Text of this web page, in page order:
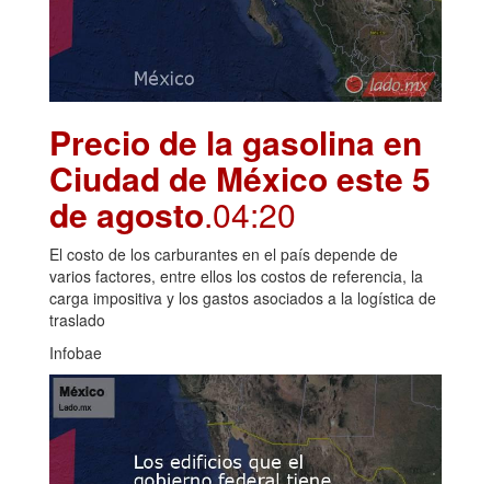
Precio de la gasolina en
Ciudad de México este 5
de agosto.04:20
El costo de los carburantes en el país depende de
varios factores, entre ellos los costos de referencia, la
carga impositiva y los gastos asociados a la logística de
traslado
Infobae